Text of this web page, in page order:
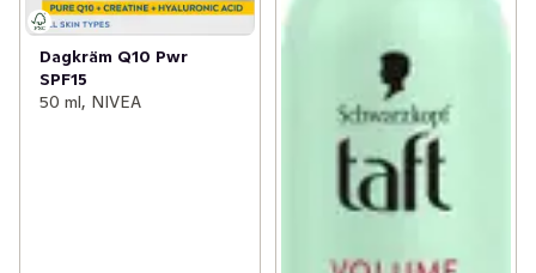
Dagkräm Q10 Pwr
SPF15
50 ml, NIVEA